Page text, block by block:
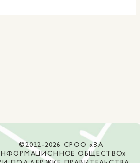
©2022-2026 СРОО «ЗА
ОБЩЕСТВО»